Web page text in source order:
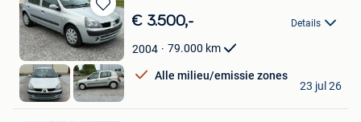
Bewaren
in
Mijn
Favorieten
€ 3.500,- Details
2004 79.000 km
Alle milieu/emissie zones
R.S
Wavre
23 jul 26